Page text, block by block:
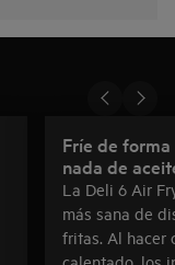
Fríe de
nada de
La Deli 6 Air
más sana de
fritas. Al hacer
calentado, los